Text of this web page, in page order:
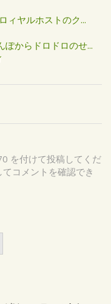
ィヤルホストのク...
ぽからドロドロのせ...
を付けて投稿してくだ
コメントを確認でき